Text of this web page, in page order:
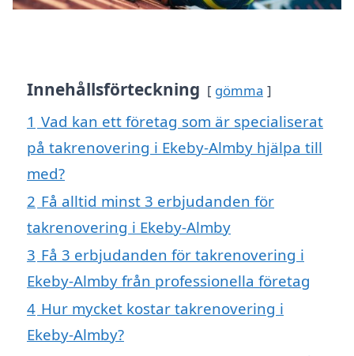
Innehållsförteckning gömma
1 Vad kan ett företag som är specialiserat
på takrenovering i Ekeby-Almby hjälpa till
med?
2 Få alltid minst 3 erbjudanden för
takrenovering i Ekeby-Almby
3 Få 3 erbjudanden för takrenovering i
Ekeby-Almby från professionella företag
4 Hur mycket kostar takrenovering i
Ekeby-Almby?